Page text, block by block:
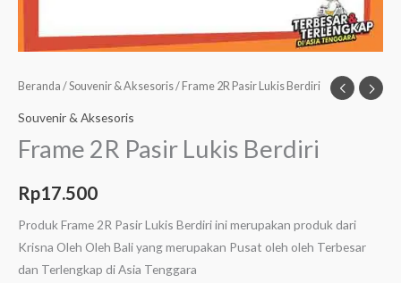
Beranda /Souvenir & Aksesoris/ Frame 2R Pasir Lukis Berdiri
Souvenir & Aksesoris
Frame 2R Pasir Lukis Berdiri
Rp17.500
Produk Frame 2R Pasir Lukis Berdiri ini merupakan produk dari
Krisna Oleh Oleh Bali yang merupakan Pusat oleh oleh Terbesar
dan Terlengkap di Asia Tenggara